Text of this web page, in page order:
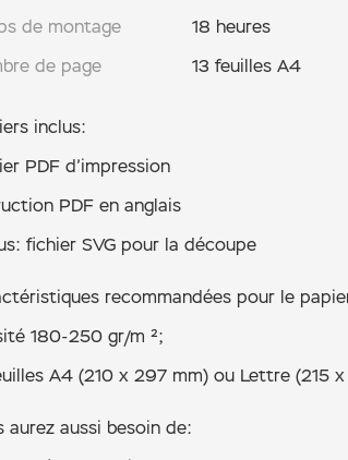
de montage
18 heures
de page
13 feuilles A4
inclus:
PDF d’impression
PDF en anglais
fichier SVG pour la découpe
recommandées pour le
180-250 gr/m ²;
А4 (210 x 297 mm) ou Lettre (215
aurez aussi besoin de: